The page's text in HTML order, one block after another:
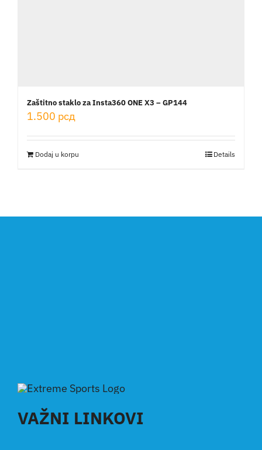
Zaštitno staklo za Insta360 ONE X3 – GP144
1.500 рсд
Dodaj u korpu Details
VAŽNI LINKOVI